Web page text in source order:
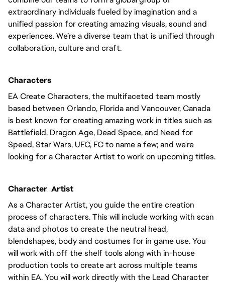
extraordinary individuals fueled by imagination and a
unified passion for creating amazing visuals, sound and
experiences. We’re a diverse team that is unified through
collaboration, culture and craft.
Characters
EA Create Characters, the multifaceted team mostly
based between Orlando, Florida and Vancouver, Canada
is best known for creating amazing work in titles such as
Battlefield, Dragon Age, Dead Space, and Need for
Speed, Star Wars, UFC, FC to name a few; and we're
looking for a Character Artist to work on upcoming titles.
Character  Artist
As a Character Artist, you guide the entire creation
process of characters. This will include working with scan
data and photos to create the neutral head,
blendshapes, body and costumes for in game use. You
will work with off the shelf tools along with in-house
production tools to create art across multiple teams
within EA. You will work directly with the Lead Character